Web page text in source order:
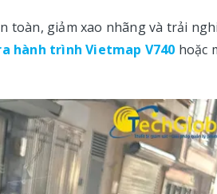
toàn, giảm xao nhãng và trải
hành trình Vietmap V740 hoặc